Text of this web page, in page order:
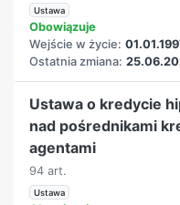
Ustawa
Obowiązuje
Wejście w życie:
Ostatnia zmiana:
Ustawa o kredycie
nad pośrednikami
agentami
94 art.
Ustawa